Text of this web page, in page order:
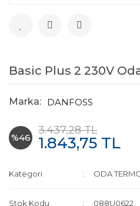
Basic Plus 2 230V
Marka: DANFOSS
%46
3.437,28 TL
1.843,75 TL
Kategori ODA
Stok Kodu 088U0622